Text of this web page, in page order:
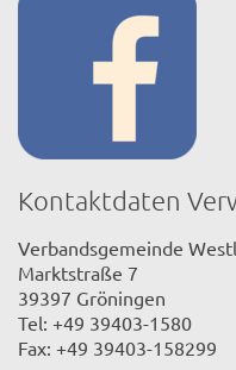
Kontaktdaten
Verbandsgemeinde
Marktstraße 7
39397 Gröningen
Tel: +49 39403-1580
Fax: +49 39403-158299